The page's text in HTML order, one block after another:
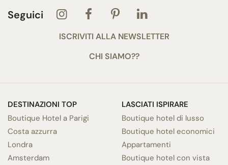
Seguici
ISCRIVITI ALLA NEWSLETTER
CHI SIAMO??
DESTINAZIONI TOP
Boutique Hotel a Parigi
Costa azzurra
Londra
Amsterdam
LASCIATI ISPIRARE
Boutique hotel di lusso
Boutique hotel economici
Appartamenti
Boutique hotel con vista